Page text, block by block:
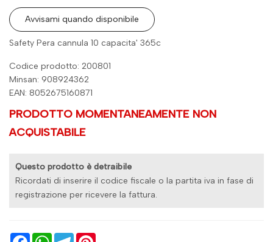
Avvisami quando disponibile
Safety Pera cannula 10 capacita' 365c
Codice prodotto: 200801
Minsan: 908924362
EAN: 8052675160871
PRODOTTO MOMENTANEAMENTE NON
ACQUISTABILE
Questo prodotto è detraibile
Ricordati di inserire il codice fiscale o la partita iva in fase di
registrazione per ricevere la fattura.
FacebookWhatsAppTelegram